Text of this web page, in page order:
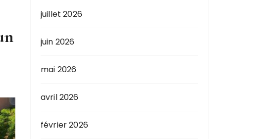
juillet 2026
juin 2026
mai 2026
avril 2026
février 2026